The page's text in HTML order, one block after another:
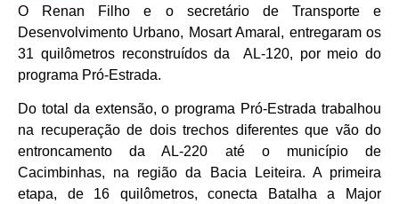
O Renan Filho e o secretário de Transporte e
Desenvolvimento Urbano, Mosart Amaral, entregaram os
31 quilômetros reconstruídos da AL-120, por meio do
programa Pró-Estrada.
Do total da extensão, o programa Pró-Estrada trabalhou
na recuperação de dois trechos diferentes que vão do
entroncamento da AL-220 até o município de
Cacimbinhas, na região da Bacia Leiteira. A primeira
etapa, de 16 quilômetros, conecta Batalha a Major